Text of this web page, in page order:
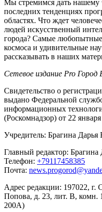
Мы стремимся дать
последних тенденциях
областях. Что ждет
людей искусственный
города? Самые
космоса и удивительные
рассказывать в наших
Сетевое издание Pro Город
Свидетельство о
выдано Федеральной
информационных
(Роскомнадзор) от 22 января
Учредитель: Брагина Дарья
Главный редактор: Брагина
Телефон: +79117458385
Почта:
Адрес редакции: 197022, г.
Попова, д. 23, лит. В, комн.
200А)